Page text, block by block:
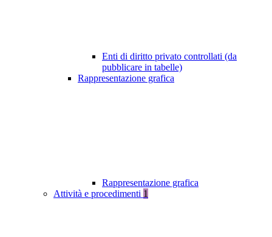
Enti di diritto privato controllati (da
pubblicare in tabelle)
Rappresentazione grafica
Rappresentazione grafica
Attività e procedimenti 1